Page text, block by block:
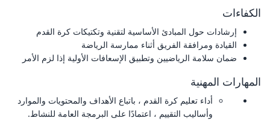
الكفاءات
إرشادات حول المبادئ الأساسية لتقنية وتكتيكات كرة القدم
القيادة ومرافقة الفريق أثناء ممارسة الرياضة
ضمان سلامة الرياضيين وتطبيق الإسعافات الأولية إذا لزم الأمر
المهارات المهنية
أداء تعليم كرة القدم ، باتباع الأهداف والمحتويات والموارد
وأساليب التقييم ، اعتمادًا على البرمجة العامة للنشاط.